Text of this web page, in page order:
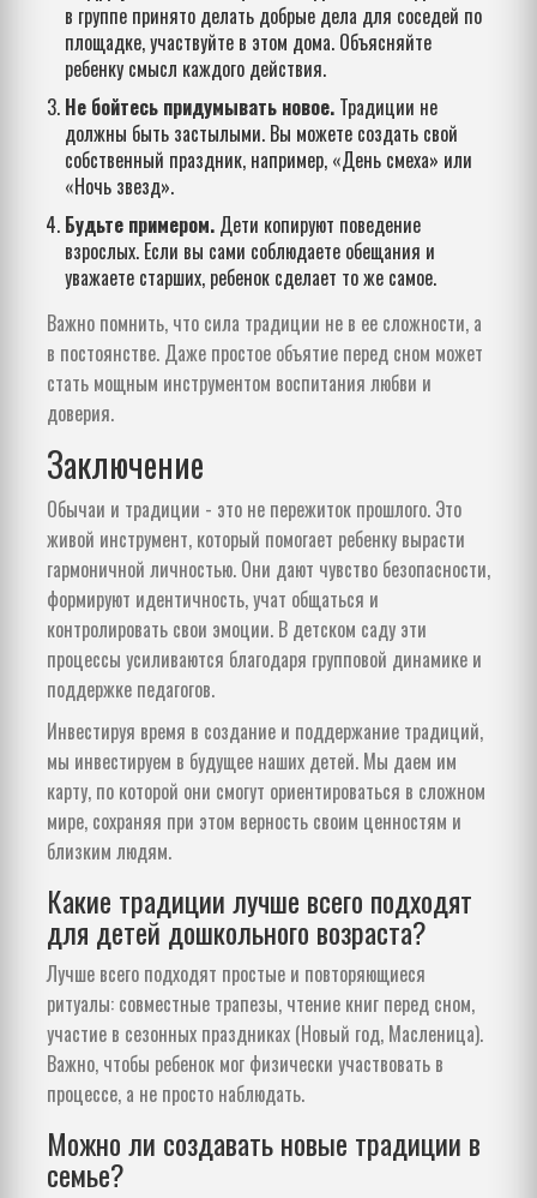
в группе принято делать добрые дела для соседей по
площадке, участвуйте в этом дома. Объясняйте
ребенку смысл каждого действия.
Не бойтесь придумывать новое. Традиции не
должны быть застылыми. Вы можете создать свой
собственный праздник, например, «День смеха» или
«Ночь звезд».
Будьте примером. Дети копируют поведение
взрослых. Если вы сами соблюдаете обещания и
уважаете старших, ребенок сделает то же самое.
Важно помнить, что сила традиции не в ее сложности, а
в постоянстве. Даже простое объятие перед сном может
стать мощным инструментом воспитания любви и
доверия.
Заключение
Обычаи и традиции - это не пережиток прошлого. Это
живой инструмент, который помогает ребенку вырасти
гармоничной личностью. Они дают чувство безопасности,
формируют идентичность, учат общаться и
контролировать свои эмоции. В детском саду эти
процессы усиливаются благодаря групповой динамике и
поддержке педагогов.
Инвестируя время в создание и поддержание традиций,
мы инвестируем в будущее наших детей. Мы даем им
карту, по которой они смогут ориентироваться в сложном
мире, сохраняя при этом верность своим ценностям и
близким людям.
Какие традиции лучше всего подходят
для детей дошкольного возраста?
Лучше всего подходят простые и повторяющиеся
ритуалы: совместные трапезы, чтение книг перед сном,
участие в сезонных праздниках (Новый год, Масленица).
Важно, чтобы ребенок мог физически участвовать в
процессе, а не просто наблюдать.
Можно ли создавать новые традиции в
семье?